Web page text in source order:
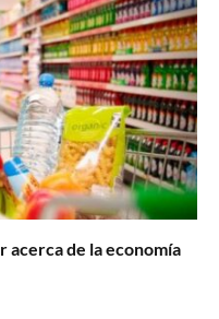
acerca de la economía